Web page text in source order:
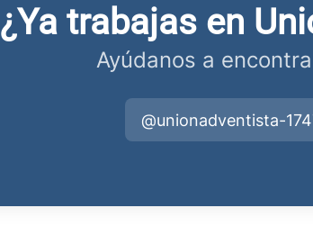
¿Ya trabajas en
Ayúdanos a
@unionadventista-